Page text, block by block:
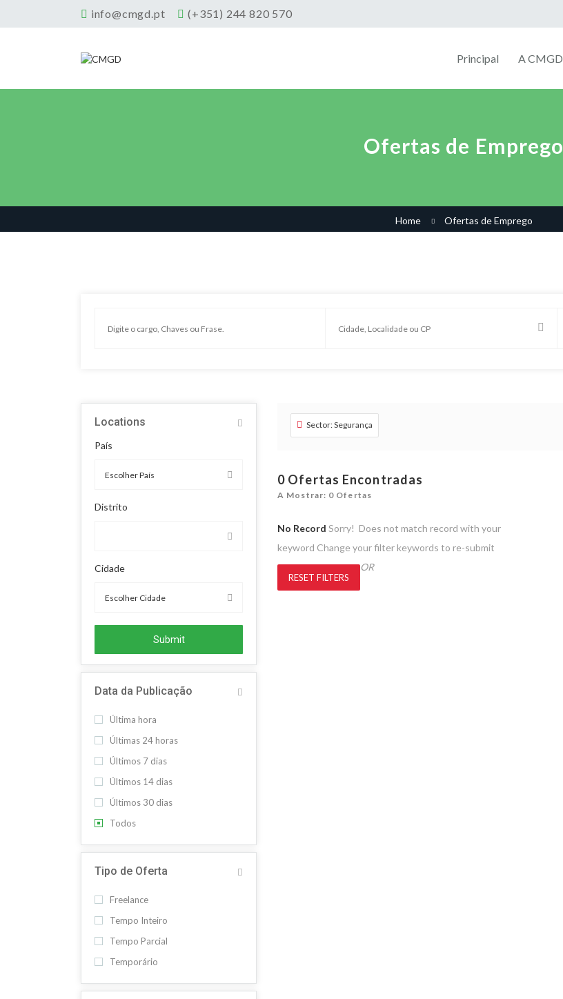
info@cmgd.pt (+351) 244 820 570
Principal A CMGD
Ofertas de Emprego
Home Ofertas de Emprego
Locations
País
Distrito
Cidade
Submit
Data da Publicação
Última hora
Últimas 24 horas
Últimos 7 dias
Últimos 14 dias
Últimos 30 dias
Todos
Tipo de Oferta
Freelance
Tempo Inteiro
Tempo Parcial
Temporário
Sector: Segurança
0 Ofertas Encontradas
A Mostrar: 0 Ofertas
No Record Sorry! Does not match record with your
keyword Change your filter keywords to re-submit
OR
RESET FILTERS